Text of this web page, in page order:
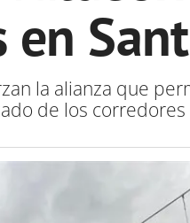
la alianza que
de los